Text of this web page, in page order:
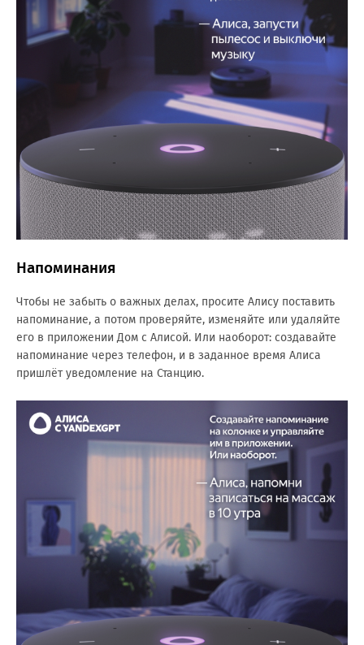
Напоминания
Чтобы не забыть о важных делах, просите Алису поставить
напоминание, а потом проверяйте, изменяйте или удаляйте
его в приложении Дом с Алисой. Или наоборот: создавайте
напоминание через телефон, и в заданное время Алиса
пришлёт уведомление на Станцию.